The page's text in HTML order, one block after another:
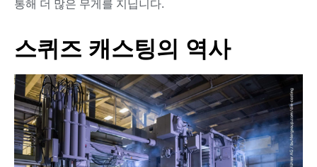
통해 더 많은 무게를 지닙니다.
스퀴즈 캐스팅의 역사